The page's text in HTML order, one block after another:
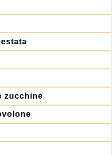
zucchine